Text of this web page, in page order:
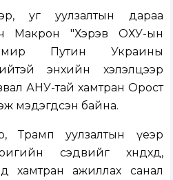
уг уулзалтын дараа
Макрон "Хэрэв ОХУ-ын
Путин Украины
энхийн хэлэлцээр
АНУ-тай хамтран Орост
мэдэгдсэн байна.
Трамп уулзалтын үеэр
сэдвийг хөндөхөд,
хамтран ажиллах санал